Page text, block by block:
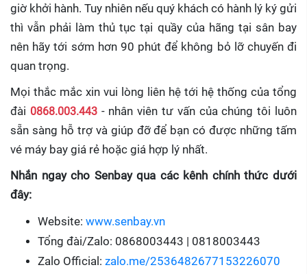
giờ khởi hành. Tuy nhiên nếu quý khách có hành lý ký gửi
thì vẫn phải làm thủ tục tại quầy của hãng tại sân bay
nên hãy tới sớm hơn 90 phút để không bỏ lỡ chuyến đi
quan trọng.
Mọi thắc mắc xin vui lòng liên hệ tới hệ thống của tổng
đài 0868.003.443- nhân viên tư vấn của chúng tôi luôn
sẵn sàng hỗ trợ và giúp đỡ để bạn có được những tấm
vé máy bay giá rẻ hoặc giá hợp lý nhất.
Nhắn ngay cho Senbay qua các kênh chính thức dưới
đây:
Website: www.senbay.vn
Tổng đài/Zalo: 0868003443 | 0818003443
Zalo Official: zalo.me/2536482677153226070